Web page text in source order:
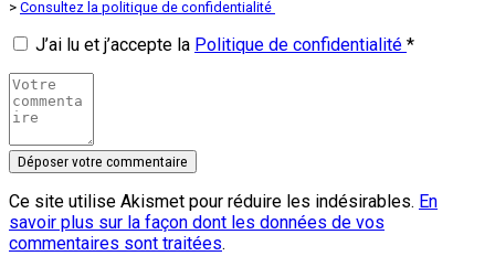
> Consultez la politique de confidentialité
J’ai lu et j’accepte la Politique de confidentialité *
Ce site utilise Akismet pour réduire les indésirables. En
savoir plus sur la façon dont les données de vos
commentaires sont traitées.